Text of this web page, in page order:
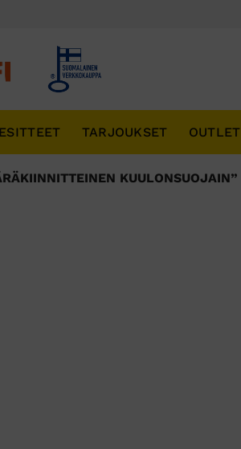
ESITTEET TARJOUKSET OUTLET
KUULONSUOJAIN”